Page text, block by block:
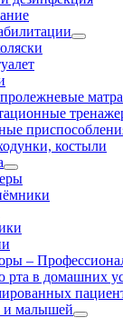
костыли
–
рта в домашних
и малышей